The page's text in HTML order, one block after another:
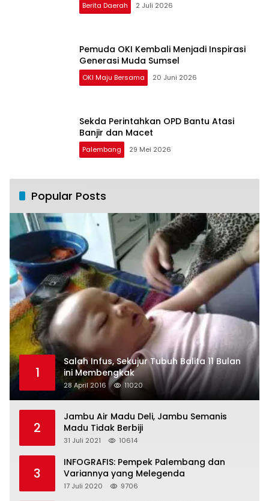
Berita Daerah 2 Juli 2026
Pemuda OKI Kembali Menjadi Inspirasi
Generasi Muda Sumsel
OKI Maju Bersama 20 Juni 2026
Sekda Perintahkan OPD Bantu Atasi
Banjir dan Macet
Palembang 29 Mei 2026
Popular Posts
1
Salah Infus, Sekujur Tubuh Balita 11 Bulan
ini Membengkak
28 April 2016 11020
2
Jambu Air Madu Deli, Jambu Semanis
Madu Tidak Berbiji
31 Juli 2021 10614
3
INFOGRAFIS: Pempek Palembang dan
Variannya yang Melegenda
17 Juli 2020 9706